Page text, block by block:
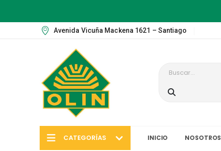
Avenida Vicuña Mackena 1621 – Santiago
CATEGORÍAS INICIO NOSOTROS